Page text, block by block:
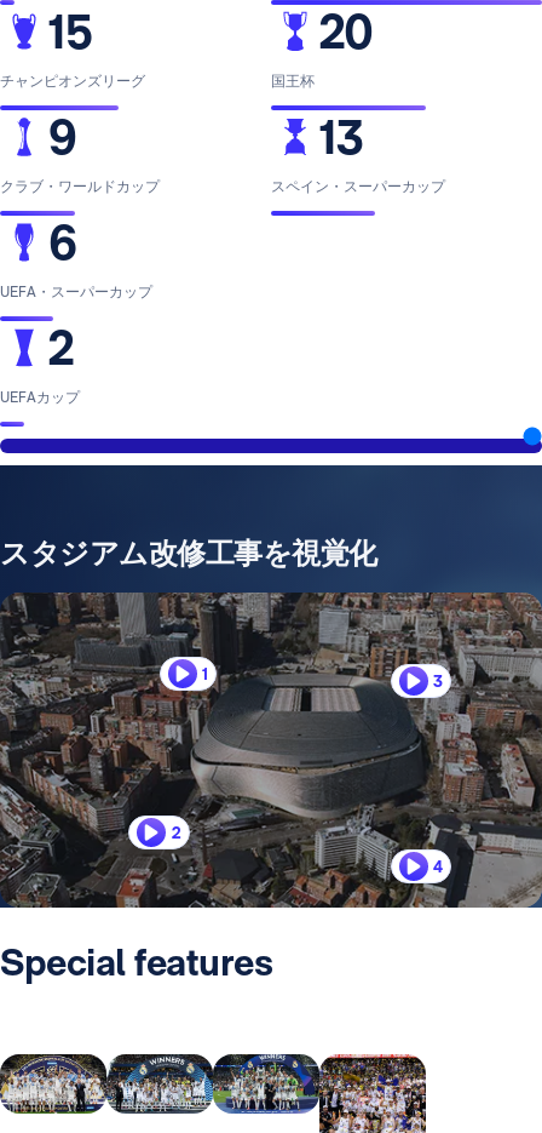
15
チャンピオンズリーグ
9
クラブ・ワールドカップ
6
UEFA・スーパーカップ
2
UEFAカップ
20
国王杯
13
スペイン・スーパーカップ
スタジアム改修工事を視覚化
1
2
3
4
Special features